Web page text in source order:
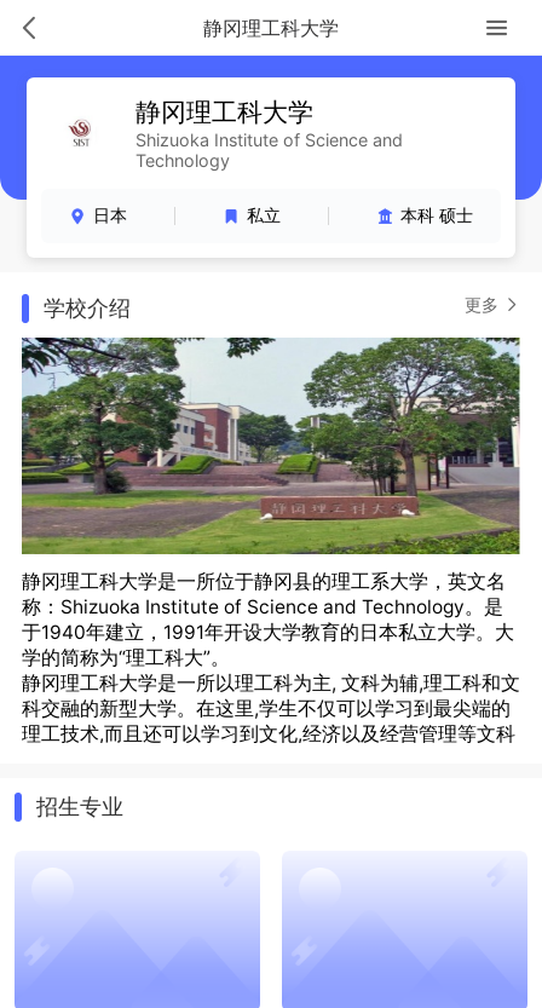
静冈理工科大学
静冈理工科大学
Shizuoka Institute of Science and
Technology
日本 私立 本科 硕士
学校介绍 更多
静冈理工科大学是一所位于静冈县的理工系大学，英文名
称：Shizuoka Institute of Science and Technology。是
于1940年建立，1991年开设大学教育的日本私立大学。大
学的简称为“理工科大”。
静冈理工科大学是一所以理工科为主, 文科为辅,理工科和文
科交融的新型大学。在这里,学生不仅可以学习到最尖端的
理工技术,而且还可以学习到文化,经济以及经营管理等文科
学生动手能力的培养。
产茶叶和柑橘，民风朴实, 是一个适合留学生活的好地方。
静冈理工科大学教育理念是“以丰富的人格性为基础、培养
招生专业